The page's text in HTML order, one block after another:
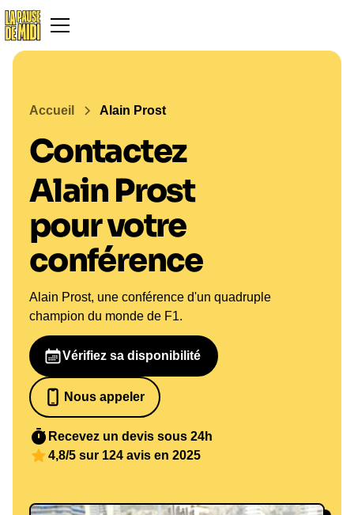
Accueil Alain Prost
Contactez
Alain Prost
pour votre
conférence
Alain Prost, une conférence d'un quadruple
champion du monde de F1.
Vérifiez sa disponibilité
Nous appeler
07 82 68 65 18
Recevez un devis sous 24h
4,8/5 sur 124 avis en 2025